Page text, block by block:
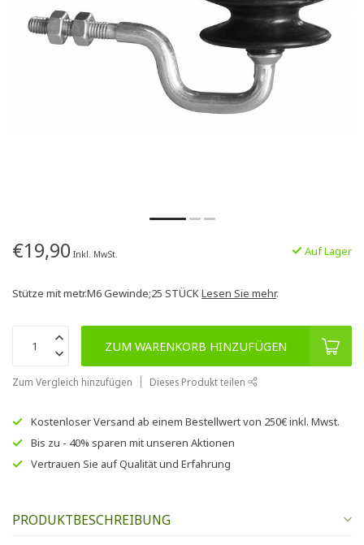
€19,90 Inkl. MwSt. Auf Lager
Stütze mit metr.M6 Gewinde;25 STÜCKLesen Sie mehr.
ZUM WARENKORB HINZUFÜGEN
Zum Vergleich hinzufügen Dieses Produkt teilen
Kostenloser Versand ab einem Bestellwert von 250€inkl. Mwst.
Bis zu - 40% sparen mit unseren Aktionen
Vertrauen Sie aufQualität und Erfahrung
PRODUKTBESCHREIBUNG